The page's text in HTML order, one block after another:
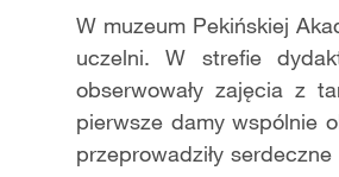
W muzeum Pekińskiej
uczelni. W strefie
obserwowały zajęcia z
pierwsze damy wspólnie
przeprowadziły